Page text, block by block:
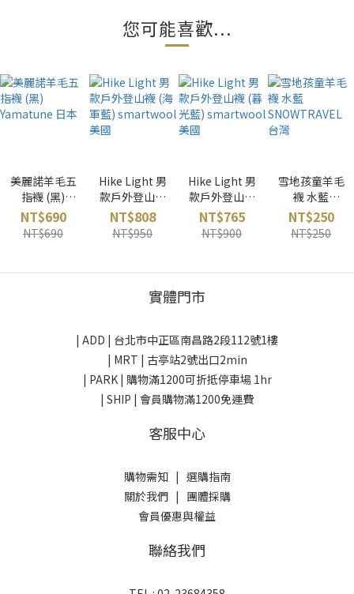
您可能喜歡...
美麗諾羊毛五
指襪 (黑)
Yamatune 日
本
NT$690
NT$690
Hike Light 男
款戶外登山襪
(海軍藍)
smartwool
美國
NT$808
NT$950
Hike Light 男
款戶外登山襪
(暮光藍)
smartwool
美國
NT$765
NT$900
雪地孩童羊毛
襪 水藍
SNOWTRAVE
L 台灣
NT$250
NT$250
實體門市
| ADD | 台北市中正區南昌路2段112號1樓
| MRT | 古亭站2號出口2min
| PARK | 購物滿1200可折抵停車場 1hr
| SHIP | 會員購物滿1200免運費
客服中心
購物需知| 選購指南
關於我們| 團體採購
會員優惠與權益
聯絡我們